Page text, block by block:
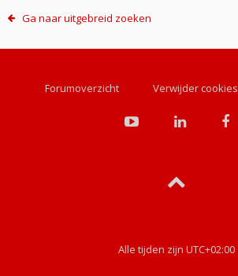
Ga naar uitgebreid zoeken
Forumoverzicht Verwijder cookies
Alle tijden zijn UTC+02:00